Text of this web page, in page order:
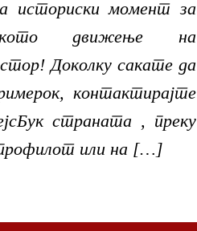
историски момент за
движење на
Доколку сакате да
контактирајте
страната , преку
или на […]